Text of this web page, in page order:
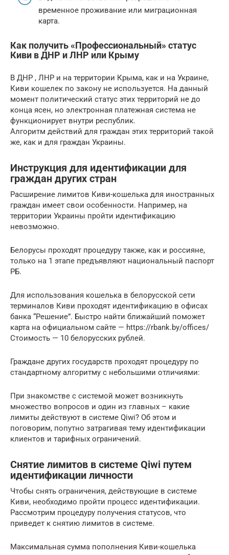
временное проживание или миграционная
карта.
Как получить «Профессиональный» статус
Киви в ДНР и ЛНР или Крыму
В ДНР , ЛНР и на территории Крыма, как и на Украине,
Киви кошелек по закону не используется. На данный
момент политический статус этих территорий не до
конца ясен, но электронная платежная система не
функционирует внутри республик.
Алгоритм действий для граждан этих территорий такой
же, как и для граждан Украины.
Инструкция для идентификации для
граждан других стран
Расширение лимитов Киви-кошелька для иностранных
граждан имеет свои особенности. Например, на
территории Украины пройти идентификацию
невозможно.
Белорусы проходят процедуру также, как и россияне,
только на 1 этапе предъявляют национальный паспорт
РБ.
Для использования кошелька в белорусской сети
терминалов Киви проходят идентификацию в офисах
банка “Решение”. Быстро найти ближайший поможет
карта на официальном сайте — https://rbank.by/offices/
Стоимость — 10 белорусских рублей.
Граждане других государств проходят процедуру по
стандартному алгоритму с небольшими отличиями:
При знакомстве с системой может возникнуть
множество вопросов и один из главных – какие
лимиты действуют в системе Qiwi? Об этом и
поговорим, попутно затрагивая тему идентификации
клиентов и тарифных ограничений.
Снятие лимитов в системе Qiwi путем
идентификации личности
Чтобы снять ограничения, действующие в системе
Киви, необходимо пройти процесс идентификации.
Рассмотрим процедуру получения статусов, что
приведет к снятию лимитов в системе.
Максимальная сумма пополнения Киви-кошелька